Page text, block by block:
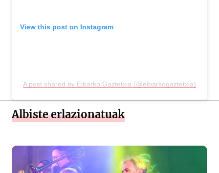
View this post on Instagram
A post shared by Eibarko Gaztetxia (@eibarkogaztetxia)
Albiste erlazionatuak